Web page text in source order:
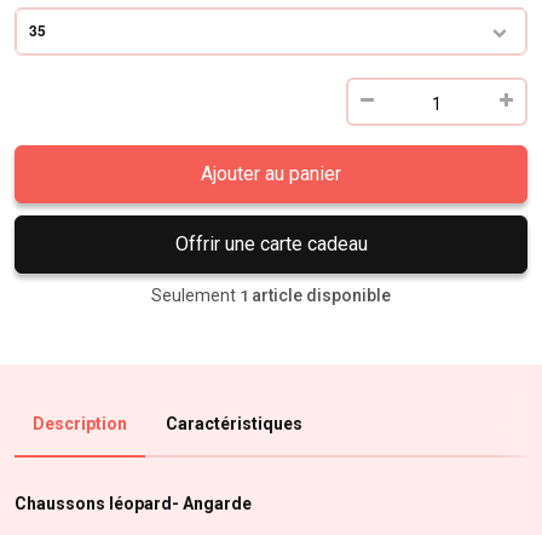
35
Ajouter au panier
Offrir une carte cadeau
Seulement 1 article disponible
Description Caractéristiques
Chaussons léopard- Angarde